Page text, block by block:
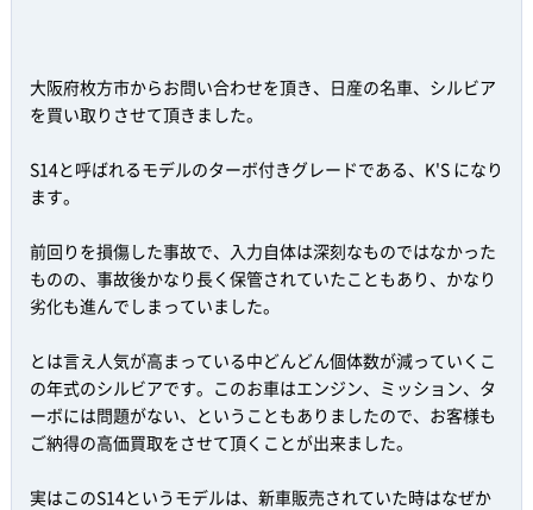
大阪府枚方市からお問い合わせを頂き、日産の名車、シルビア
を買い取りさせて頂きました。
S14と呼ばれるモデルのターボ付きグレードである、K'S になり
ます。
前回りを損傷した事故で、入力自体は深刻なものではなかった
ものの、事故後かなり長く保管されていたこともあり、かなり
劣化も進んでしまっていました。
とは言え人気が高まっている中どんどん個体数が減っていくこ
の年式のシルビアです。このお車はエンジン、ミッション、タ
ーボには問題がない、ということもありましたので、お客様も
ご納得の高価買取をさせて頂くことが出来ました。
実はこのS14というモデルは、新車販売されていた時はなぜか